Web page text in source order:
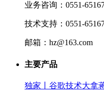
业务咨询：0551-
技术支持：0551-
邮箱：hz@163.com
主要产品
独家丨谷歌技术大拿